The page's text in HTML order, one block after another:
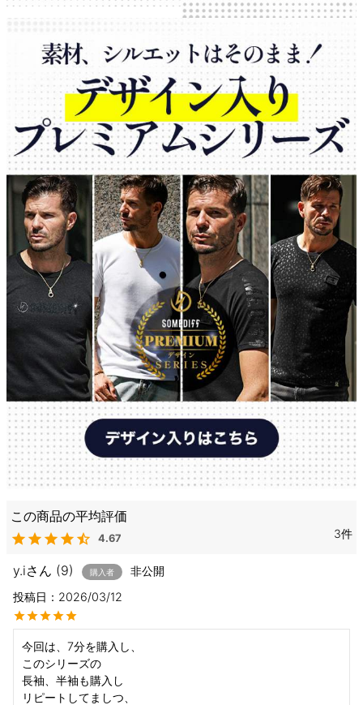
4.67 3
y.i 9 購入者
非公開
投稿日
2026/03/12
今回は、7分を購入し、
このシリーズの
長袖、半袖も購入し
リピートしてましつ、